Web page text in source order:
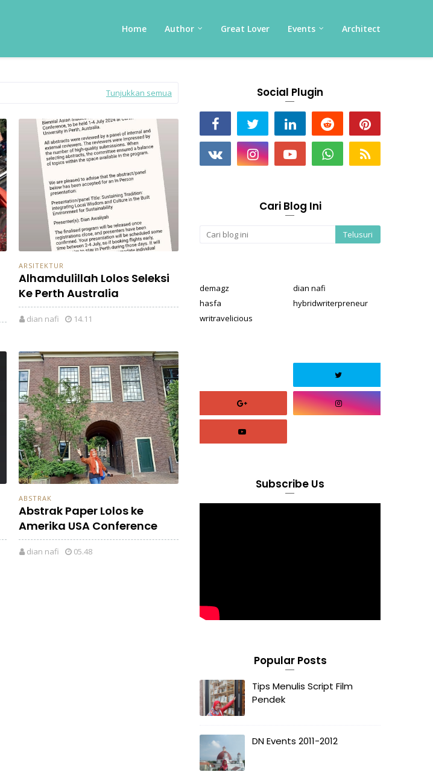
Home Author Great Lover Events Architect
Tunjukkan semua
ARSITEKTUR
Alhamdulillah Lolos Seleksi
Ke Perth Australia
dian nafi 14.11
ABSTRAK
Abstrak Paper Lolos ke
Amerika USA Conference
dian nafi 05.48
Social Plugin
Cari Blog Ini
demagz
dian nafi
hasfa
hybridwriterpreneur
writravelicious
Subscribe Us
Popular Posts
Tips Menulis Script Film
Pendek
DN Events 2011-2012